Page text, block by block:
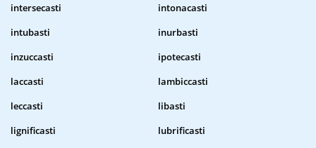
intersecasti
intonacasti
intubasti
inurbasti
inzuccasti
ipotecasti
laccasti
lambiccasti
leccasti
libasti
lignificasti
lubrificasti